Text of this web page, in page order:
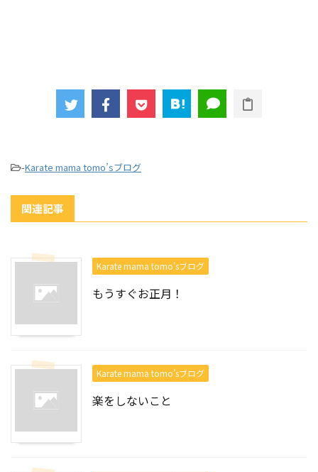
-Karate mama tomo’sブログ
関連記事
Karate mama tomo’sブログ
もうすぐお正月！
Karate mama tomo’sブログ
楽をしないこと